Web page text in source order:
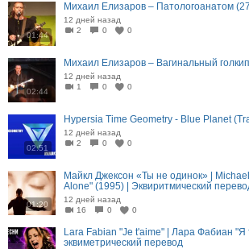
01:44
Михаил Елизаров – Патологоанатом
12 дней назад
2
0 0
02:44
Михаил Елизаров – Вагинальный
12 дней назад
1
0 0
02:51
Hypersia Time Geometry - Blue Planet
12 дней назад
2
0 0
01:20
Майкл Джексон «Ты не одинок» |
Alone" (1995) | Эквиритмический
12 дней назад
16
0 0
Lara Fabian "Je t'aime" | Лара Фабиан "Я
эквиметрический перевод